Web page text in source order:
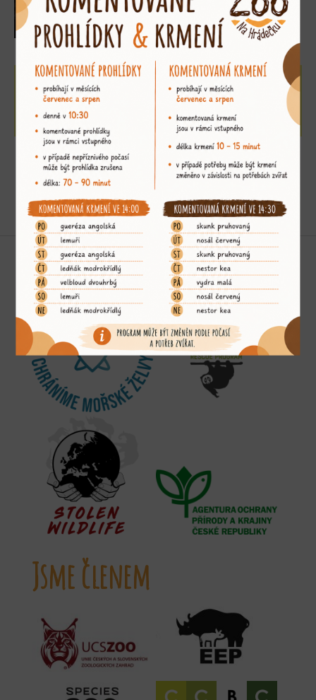
adoptujte si mě »
Podporujeme
Jsme členem